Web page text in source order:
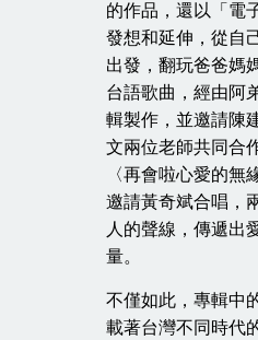
的作品，還以「電
發想和延伸，從自
出發，翻玩爸爸媽
台語歌曲，經由阿
輯製作，並邀請陳
文兩位老師共同合
〈再會啦心愛的無
邀請黃奇斌合唱，
人的聲線，傳遞出
量。
不僅如此，專輯中
載著台灣不同時代